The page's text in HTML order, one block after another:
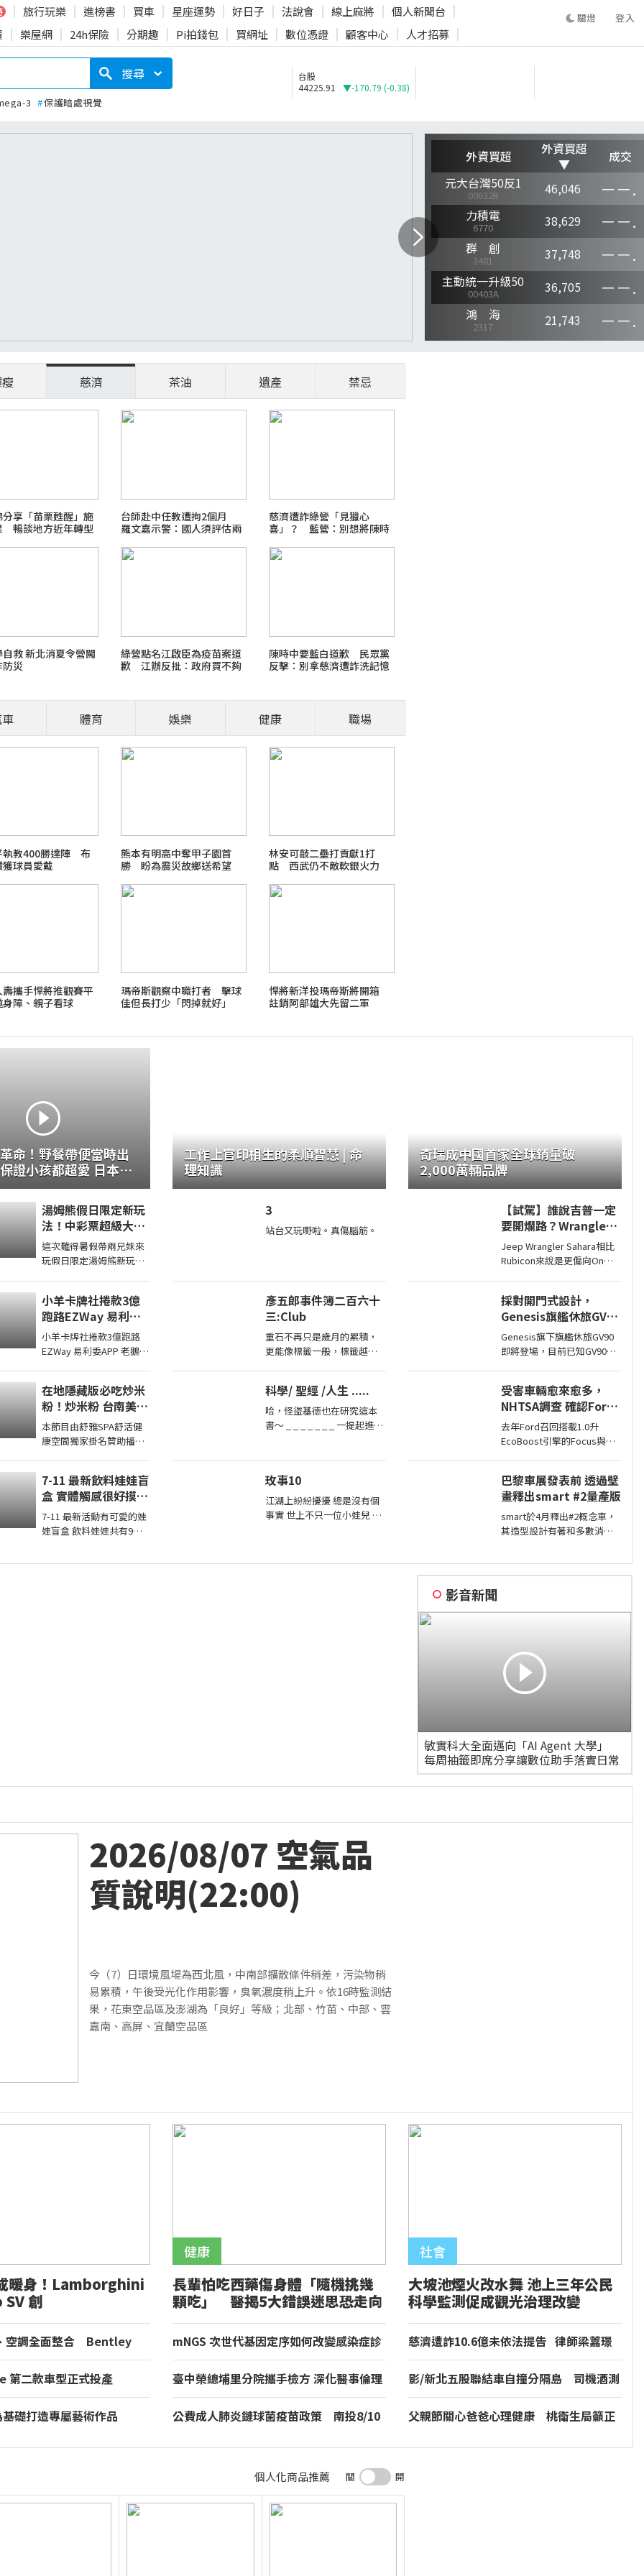
旅行玩樂 進榜書 買車 星座運勢 好日子 法說會 線上麻將
個人新聞台
樂屋網 24h保險 分期趣 Pi拍錢包 買網址 數位憑證 顧客中心 人才招募
登入
登入
搜尋
3 #保護暗處視覺
台股
44225.91
▼-170.79 (-0.38)
職場菜鳥生存
2026 FIFA世界盃足球賽
最新霸凌新聞事件！零容忍
慈濟 茶油 遺產 禁忌
享「苗栗甦醒」施
暢談地方近年轉型
台師赴中任教遭拘2個月
羅文嘉示警：國人須評估兩
慈濟遭詐綠營「見獵心
喜」？ 藍營：別想將陳時
救 新北消夏令營闖
災
綠營點名江啟臣為疫苗案道
歉 江辦反批：政府買不夠
陳時中要藍白道歉 民眾黨
反擊：別拿慈濟遭詐洗記憶
體育 娛樂 健康 職場
執教400勝達陣 布
球員愛戴
熊本有明高中奪甲子園首
勝 盼為震災故鄉送希望
林安可敲二壘打貢獻1打
點 西武仍不敵軟銀火力
攜手悍將推觀賽平
障、親子看球
瑪帝斯觀察中職打者 擊球
佳但長打少「閃掉就好」
悍將新洋投瑪帝斯將開箱
註銷阿部雄大先留二軍
命！野餐帶便當時出
小孩都超愛 日本男
理 TASTY NOTE
湯姆熊假日限定新玩
法！中彩票超級大獎
原來這些機台彩票這
麼多！【Bobo TV】
這次難得暑假帶兩兄妹來
玩假日限定湯姆熊新玩法
得到超多彩票！ 我們的蹦
蹦 ...
小羊卡牌社捲款3億
跑路EZWay 易利委
APP 老鵝特搜1836
小羊卡牌社捲款3億跑路
EZWay 易利委APP 老鵝特
延長至8月14日 ...
在地隱藏版必吃炒米
粉！炒米粉 台南美食
永康美食 街頭小吃
美食 美食推薦 旅遊
streetfood
本節目由舒雅SPA舒活健
康空間獨家掛名贊助播出
區育平五街79號
062985552 ...
7-11 最新飲料娃娃盲
盒 實體觸感很好摸你
想抽中哪一款
7-11 最新活動有可愛的娃
娃盲盒 飲料娃娃共有9款
工作上官印相生的柔順智慧 | 命
理知識
3
站台又玩嘢啦。真傷腦筋。
彥五郎事件簿二百六十
三:Club
重石不再只是歲月的累積，
更能像標籤一般，標籤越
一如縱容，成了再難輕輕放
下的罪證
科學/ 聖經 /人生 .....
哈，怪盜基德也在研究這本
書～ _ _ _ _ _ _ _ 一提起進化
玫事10
江湖上紛紛擾擾 總是沒有個
事實 世上不只一位小娃兒 人
奇瑞成中國首家全球銷量破
2,000萬輛品牌
【試駕】誰說吉普一定
要開爛路？Wrangler
Sahara開在平路一樣
順！
Jeep Wrangler Sahara相比
Rubicon來說是更偏向On
但這不表示Sahara的越野能
力就比較弱，絕大多數的越
野路面Sahara還是可以輕鬆
通過，但就跟標題講的一
採對開門式設計，
Genesis旗艦休旅GV90
即將現身
Genesis旗下旗艦休旅GV90
即將登場，目前已知GV90將
受害車輛愈來愈多，
NHTSA調查 確認Ford
1.0升EcoBoost引擎正
時皮帶會產生碎屑導致
去年Ford召回搭載1.0升
EcoBoost引擎的Focus與
進入調查，之後甚至還擴大
範圍和技術工程分析，如今
則確認原因了。
巴黎車展發表前 透過壁
畫釋出smart #2量產版
smart於4月釋出#2概念車，
其造型設計有著和多數消費
亮相，近日smart就透過壁畫
影音新聞
敏實科大全面邁向「AI Agent 大學」
每周抽籤即席分享讓數位助手落實日常
2026/08/07 空氣品
質說明(22:00)
今（7）日環境風場為西北風，中南部擴散條件稍差，污染物稍
易累積，午後受光化作用影響，臭氧濃度稍上升。依16時監測結
果，花東空品區及澎湖為「良好」等級；北部、竹苗、中部、雲
嘉南、高屏、宜蘭空品區
暖身！Lamborghini
創
量產車最快單
空調全面整合 Bentley
第二款車型正式投產
礎打造專屬藝術作品
長輩怕吃西藥傷身體「隨機挑幾
顆吃」 醫揭5大錯誤迷思恐走向
洗腎
mNGS 次世代基因定序如何改變感染症診
臺中榮總埔里分院攜手檢方 深化醫事倫理
公費成人肺炎鏈球菌疫苗政策 南投8/10
大坡池煙火改水舞 池上三年公民
科學監測促成觀光治理改變
慈濟遭詐10.6億未依法提告 律師梁䕒璟
影/新北五股聯結車自撞分隔島 司機酒測
父親節關心爸爸心理健康 桃衛生局籲正
個人化商品推薦 關 開